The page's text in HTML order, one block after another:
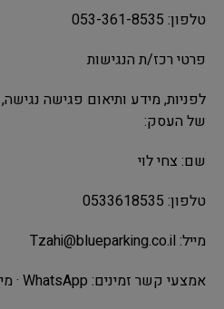
טלפון: 053-361-8535
פרטי רכז/ת הנגישות
לפניות, מידע ותיאום פגישה
של העסק:
שם: צחי לוי
טלפון: 0533618535
מייל: Tzahi@blueparking.co.il
אמצעי קשר זמינים: WhatsApp · מייל · טלפון